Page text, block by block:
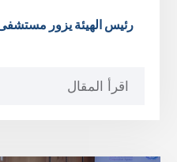
رئيس الهيئة يزور مستشفى
اقرأ المقال